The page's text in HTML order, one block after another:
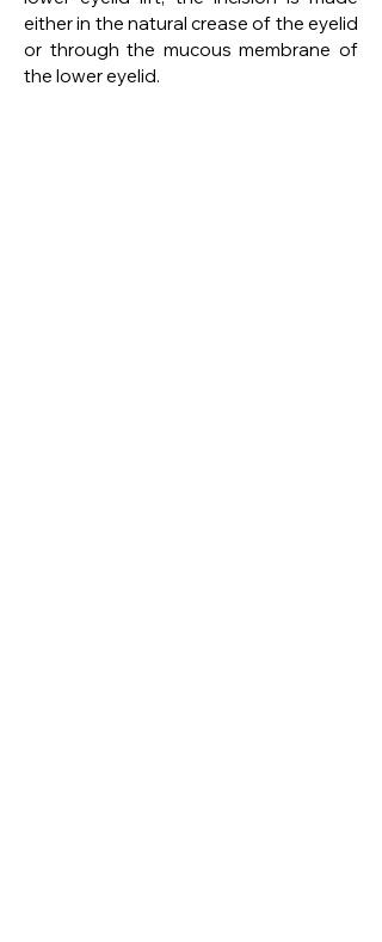
either in the natural crease of the eyelid
or through the mucous membrane of
the lower eyelid.